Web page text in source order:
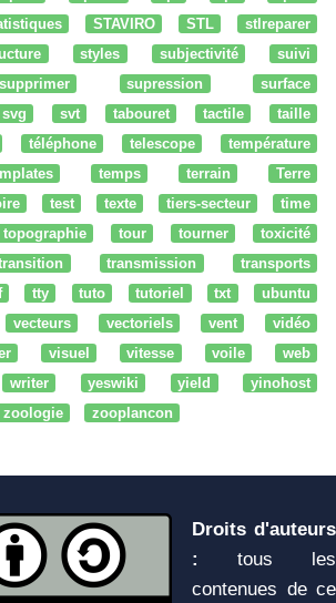
STAVIRO STL
stlreparer
styles subjectivité
suivi
supprimer supression
surface
svg svt tabouret tactile
taille
téléphone telescope
température
temps terrain
Terre
test texte tiers-secteur
time
topographie tour tourner
toxicité
transmission
transports
tty tuto tutoriel txt
ubuntu
vecteurs vectoriels vent
vidéo
visuel vitesse voile
web
writer yeswiki yield
yinohost
zoologie zooplancon
Droits d'auteurs
:
tous les
contenues de ce